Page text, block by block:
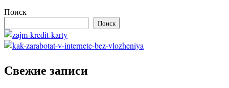
Поиск
Поиск
Свежие записи